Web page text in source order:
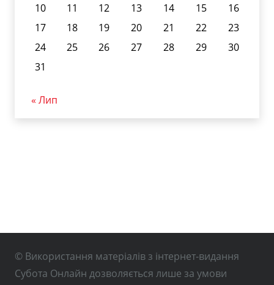
10
11 12 13 14 15
16
17
18 19 20 21 22
23
24
25 26 27 28 29
30
31
« Лип
© Використання матеріалів з інтернет-видання
Субота Онлайн дозволяється лише за умови